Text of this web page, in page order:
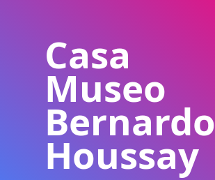
Casa
Museo
Bernardo
Houssay